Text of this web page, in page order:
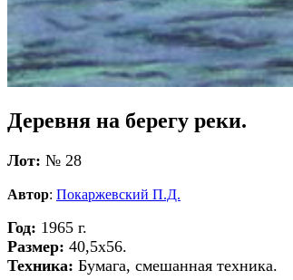
Деревня на берегу реки.
Лот: № 28
Автор: Покаржевский П.Д.
Год: 1965 г.
Размер: 40,5х56.
Техника: Бумага, смешанная техника.